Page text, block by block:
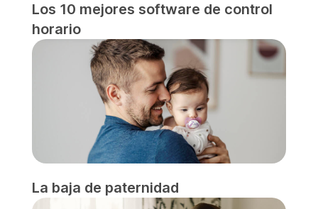
Los 10 mejores software de control
horario
La baja de paternidad